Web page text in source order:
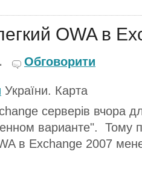
OWA в
Обговорити
України. Карта
серверів вчора
варианте". Тому
в Exchange 2007